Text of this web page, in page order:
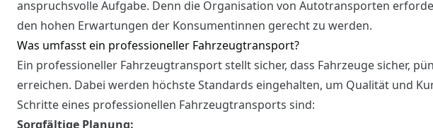
anspruchsvolle Aufgabe. Denn die Organisation von Autotransporten
den hohen Erwartungen der Konsumentinnen gerecht zu werden.
Was umfasst ein professioneller Fahrzeugtransport?
Ein professioneller Fahrzeugtransport stellt sicher, dass Fahrzeuge sicher,
erreichen. Dabei werden höchste Standards eingehalten, um Qualität und
Schritte eines professionellen Fahrzeugtransports sind:
Sorgfältige Planung: